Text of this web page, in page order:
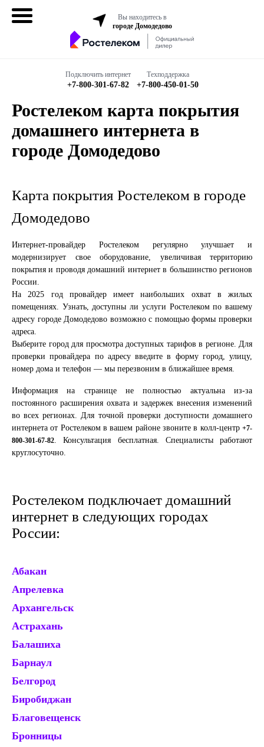
Вы находитесь в
городе Домодедово
Подключить интернет
+7-800-301-67-82
Техподдержка
+7-800-450-01-50
Все в одном
Все тарифы
Подключить
Ростелеком карта покрытия
домашнего интернета в
городе Домодедово
Карта покрытия Ростелеком в городе
Домодедово
Интернет-провайдер Ростелеком регулярно улучшает и
модернизирует свое оборудование, увеличивая территорию
покрытия и проводя домашний интернет в большинство регионов
России.
На 2025 год провайдер имеет наибольших охват в жилых
помещениях. Узнать, доступны ли услуги Ростелеком по вашему
адресу городе Домодедово возможно с помощью формы проверки
адреса.
Выберите город для просмотра доступных тарифов в регионе. Для
проверки провайдера по адресу введите в форму город, улицу,
номер дома и телефон — мы перезвоним в ближайшее время.
Информация на странице не полностью актуальна из-за
постоянного расширения охвата и задержек внесения изменений
во всех регионах. Для точной проверки доступности домашнего
интернета от Ростелеком в вашем районе звоните в колл-центр +7-
800-301-67-82. Консультация бесплатная. Специалисты работают
круглосуточно.
Ростелеком подключает домашний
интернет в следующих городах
России:
Абакан
Апрелевка
Архангельск
Астрахань
Балашиха
Барнаул
Белгород
Биробиджан
Благовещенск
Бронницы